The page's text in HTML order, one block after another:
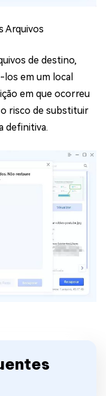
Arquivos
de destino,
los em um local
em que ocorreu
risco de substituir
definitiva.